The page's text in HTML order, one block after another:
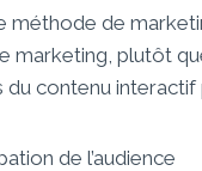
méthode de
marketing, plutôt
du contenu
de l’audience